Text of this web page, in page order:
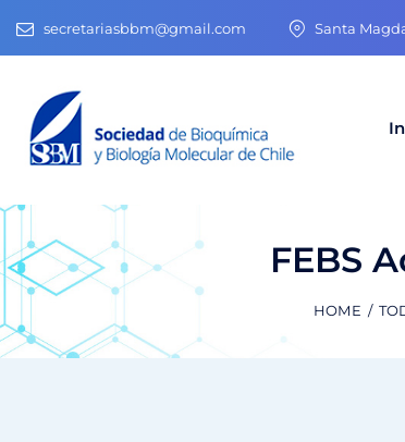
secretariasbbm@gmail.com Santa
FEBS
HOME